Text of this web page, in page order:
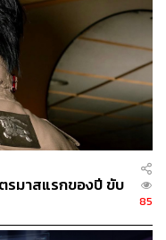
ประจำกองบรรณาธิการ
WEALTH ผู้เสพติดโลก
ทคโนโลยี และชอบสำรวจ
นไลน์มาถอดรหัสความ
รื่องเข้าใจง่าย สนุก และได้
รมาสแรกของปี ขับ
85